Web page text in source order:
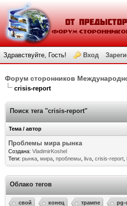
Здравствуйте, Гость! Вход
Форум сторонников
crisis-report
Поиск тега "crisis-report"
Тема / автор
Проблемы мира рынка
Создана: VladimirKoshel
Теги: рынка мира проблемы liva crisis-report
Облако тегов
свой конец трампе pg-